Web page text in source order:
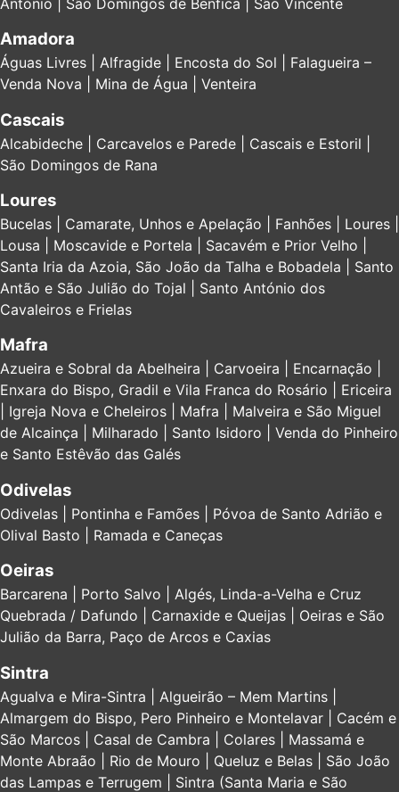
Amadora
Águas Livres | Alfragide | Encosta do Sol | Falagueira –
Venda Nova | Mina de Água | Venteira
Cascais
Alcabideche | Carcavelos e Parede | Cascais e Estoril |
São Domingos de Rana
Loures
Bucelas | Camarate, Unhos e Apelação | Fanhões | Loures |
Lousa | Moscavide e Portela | Sacavém e Prior Velho |
Santa Iria da Azoia, São João da Talha e Bobadela | Santo
Antão e São Julião do Tojal | Santo António dos
Cavaleiros e Frielas
Mafra
Azueira e Sobral da Abelheira | Carvoeira | Encarnação |
Enxara do Bispo, Gradil e Vila Franca do Rosário | Ericeira
| Igreja Nova e Cheleiros | Mafra | Malveira e São Miguel
de Alcainça | Milharado | Santo Isidoro | Venda do Pinheiro
e Santo Estêvão das Galés
Odivelas
Odivelas | Pontinha e Famões | Póvoa de Santo Adrião e
Olival Basto | Ramada e Caneças
Oeiras
Barcarena | Porto Salvo | Algés, Linda-a-Velha e Cruz
Quebrada / Dafundo | Carnaxide e Queijas | Oeiras e São
Julião da Barra, Paço de Arcos e Caxias
Sintra
Agualva e Mira-Sintra | Algueirão – Mem Martins |
Almargem do Bispo, Pero Pinheiro e Montelavar | Cacém e
São Marcos | Casal de Cambra | Colares | Massamá e
Monte Abraão | Rio de Mouro | Queluz e Belas | São João
das Lampas e Terrugem | Sintra (Santa Maria e São